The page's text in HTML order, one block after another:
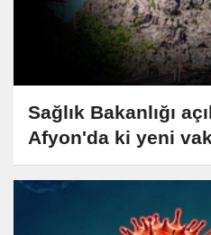
Sağlık Bakanlığı
Afyon'da ki yeni